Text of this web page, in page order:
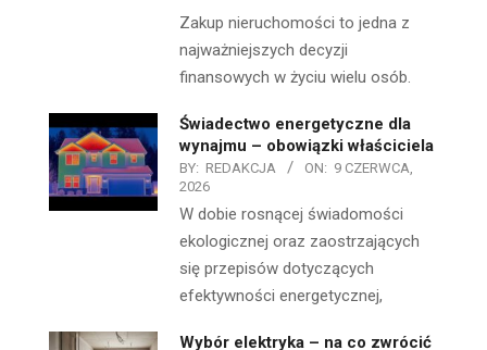
Zakup nieruchomości to jedna z
najważniejszych decyzji
finansowych w życiu wielu osób.
Świadectwo energetyczne dla
wynajmu – obowiązki właściciela
BY: REDAKCJA ON: 9 CZERWCA,
2026
W dobie rosnącej świadomości
ekologicznej oraz zaostrzających
się przepisów dotyczących
efektywności energetycznej,
Wybór elektryka – na co zwrócić